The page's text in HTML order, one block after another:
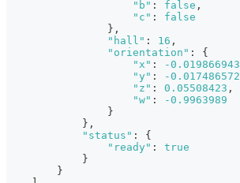
"b" : false ,
"c" :
false
} ,
"hall" : 16 ,
"orientation" :
{
"x" : -0.019866943
"y" : -0.017486572
"z" : 0.05508423 ,
"w" :
-0.9963989
}
} ,
"status" :
{
"ready" :
true
}
}